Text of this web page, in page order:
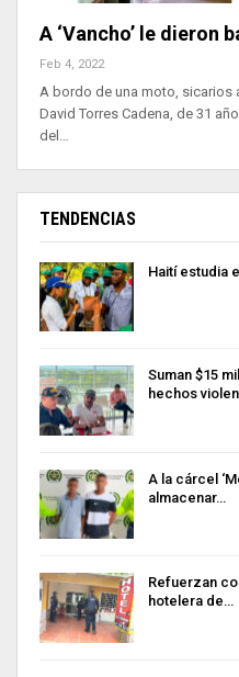
A ‘Vancho’ le dieron
Feb 4, 2022
A bordo de una moto, sicarios
David Torres Cadena, de 31
del…
TENDENCIAS
Haití estudia
Suman $15
hechos
A la cárcel
almacenar…
Refuerzan
hotelera de…